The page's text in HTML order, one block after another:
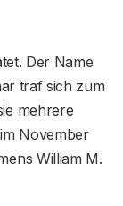
Der Name
traf sich zum
mehrere
November
William M.